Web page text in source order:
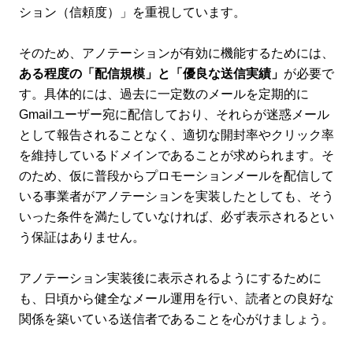
ション（信頼度）」を重視しています。
そのため、アノテーションが有効に機能するためには、
ある程度の「配信規模」と「優良な送信実績」 が必要で
す。具体的には、過去に一定数のメールを定期的に
Gmailユーザー宛に配信しており、それらが迷惑メール
として報告されることなく、適切な開封率やクリック率
を維持しているドメインであることが求められます。そ
のため、仮に普段からプロモーションメールを配信して
いる事業者がアノテーションを実装したとしても、そう
いった条件を満たしていなければ、必ず表示されるとい
う保証はありません。
アノテーション実装後に表示されるようにするために
も、日頃から健全なメール運用を行い、読者との良好な
関係を築いている送信者であることを心がけましょう。